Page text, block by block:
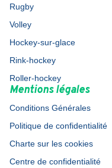
Rugby
Volley
Hockey-sur-glace
Rink-hockey
Roller-hockey
Mentions légales
Conditions Générales
Politique de confidentialité
Charte sur les cookies
Centre de confidentialité